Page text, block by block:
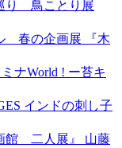
り 鳥ことり展
春の企画展 『木
ナWorld ! ー苔キ
インドの刺し子
館 二人展』 山藤